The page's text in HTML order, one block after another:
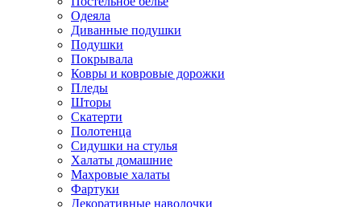
Одеяла
Диванные подушки
Подушки
Покрывала
Ковры и ковровые дорожки
Пледы
Шторы
Скатерти
Полотенца
Сидушки на стулья
Халаты домашние
Махровые халаты
Фартуки
Декоративные наволочки